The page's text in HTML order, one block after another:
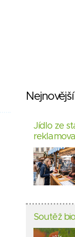
Jídlo ze
Soutěž